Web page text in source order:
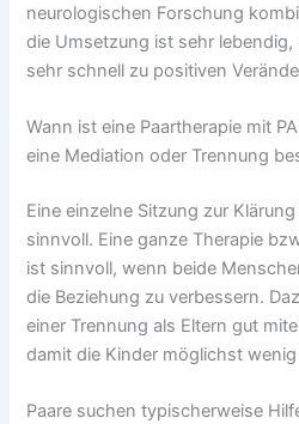
neurologischen Forschung
die Umsetzung ist sehr
sehr schnell zu positiven
Wann ist eine Paartherapie mit
eine Mediation oder Trennung
Eine einzelne Sitzung zur
sinnvoll. Eine ganze Therapie
ist sinnvoll, wenn beide
die Beziehung zu verbessern.
einer Trennung als Eltern gut
damit die Kinder möglichst wenig
Paare suchen typischerweise